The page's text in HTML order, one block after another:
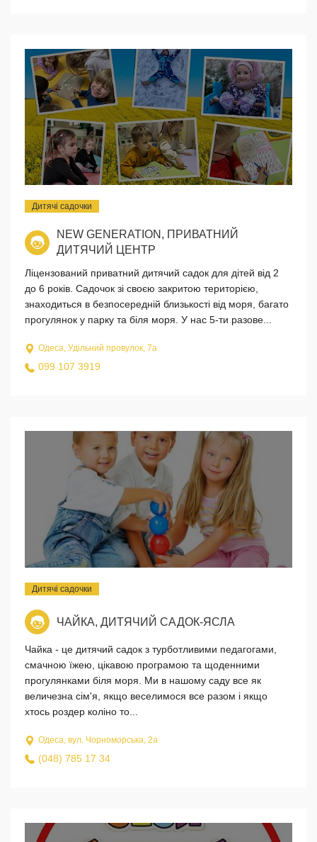
Дитячі садочки
NEW GENERATION, ПРИВАТНИЙ
ДИТЯЧИЙ ЦЕНТР
Ліцензований приватний дитячий садок для дітей від 2
до 6 років. Садочок зі своєю закритою територією,
знаходиться в безпосередній близькості від моря, багато
прогулянок у парку та біля моря. У нас 5-ти разове...
Одеса, Удільний провулок, 7а
099 107 3919
Дитячі садочки
ЧАЙКА, ДИТЯЧИЙ САДОК-ЯСЛА
Чайка - це дитячий садок з турботливими педагогами,
смачною їжею, цікавою програмою та щоденними
прогулянками біля моря. Ми в нашому саду все як
величезна сім'я, якщо веселимося все разом і якщо
хтось роздер коліно то...
Одеса, вул. Чорноморська, 2а
(048) 785 17 34